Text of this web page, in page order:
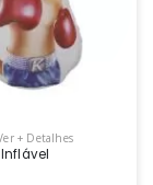
+ Detalhes
Inflável